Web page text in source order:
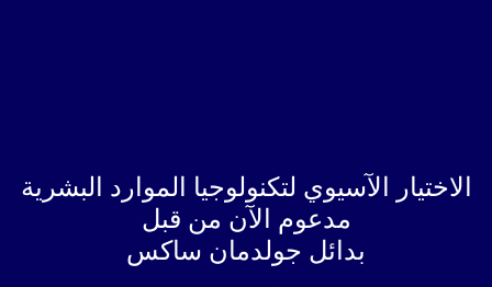
الاختيار الآسيوي لتكنولوجيا الموارد البشرية
مدعوم الآن من قبل
بدائل جولدمان ساكس